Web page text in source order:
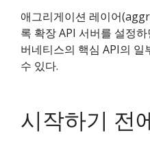
애그리게이션 레이어
록 확장 API 서버를 설정
버네티스의 핵심 API의
수 있다.
시작하기 전